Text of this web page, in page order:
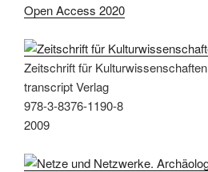
Open Access 2020
Zeitschrift für Kulturwissenschaften
transcript Verlag
978-3-8376-1190-8
2009